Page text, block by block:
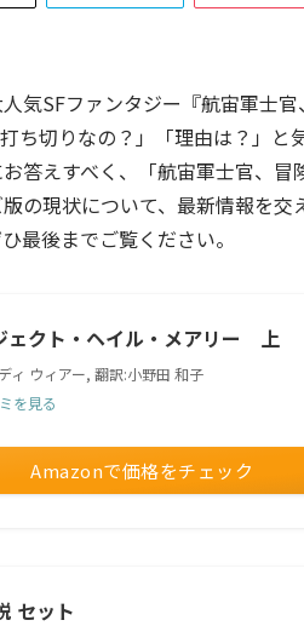
人気SFファンタジー『航宙軍士
ち切りなの？」「理由は？」と
答えすべく、「航宙軍士官、
の現状について、最新情報を
最後までご覧ください。
ェクト・ヘイル・メアリー 上
ィ ウィアー, 翻訳:小野田 和子
を見る
Amazonで価格をチェック
セット